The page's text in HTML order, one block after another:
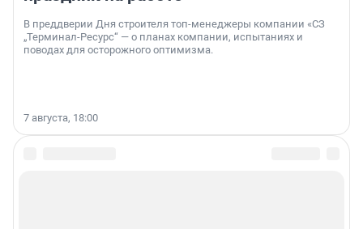
В преддверии Дня строителя топ-менеджеры компании «СЗ
„Терминал-Ресурс“ — о планах компании, испытаниях и
поводах для осторожного оптимизма.
7 августа, 18:00